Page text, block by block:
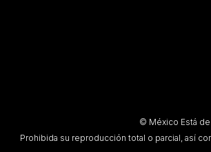
© México Está
Prohibida su reproducción total o parcial, así